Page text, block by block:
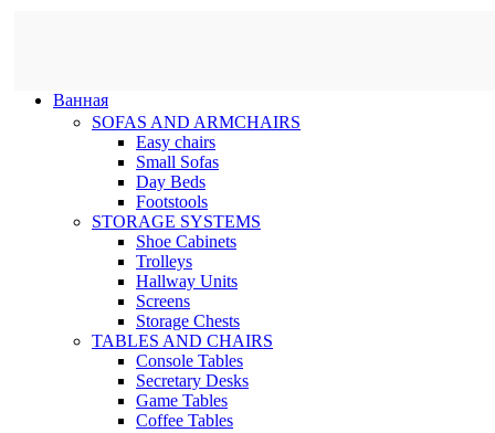
Ванная
SOFAS AND ARMCHAIRS
Easy chairs
Small Sofas
Day Beds
Footstools
STORAGE SYSTEMS
Shoe Cabinets
Trolleys
Hallway Units
Screens
Storage Chests
TABLES AND CHAIRS
Console Tables
Secretary Desks
Game Tables
Coffee Tables